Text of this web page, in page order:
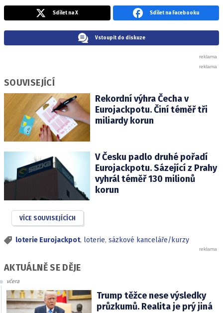
Sdílet na X Sdílet na Facebooku
Vstoupit do diskuze
SOUVISEJÍCÍ
Rekordní výhra Čecha v
Eurojackpotu. Činí téměř tři
miliardy korun
V Česku padlo druhé pořadí
Eurojackpotu. Sázející z Prahy
vyhrál téměř 130 milionů
korun
VÍCE SOUVISEJÍCÍCH
loterie Eurojackpot, loterie, sázkové kanceláře/kurzy
AKTUÁLNĚ SE DĚJE
včera
Trump těžce nese výsledky
průzkumů. Realita je prý jiná